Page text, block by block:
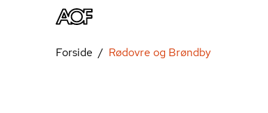
Forside Rødovre og Brøndby